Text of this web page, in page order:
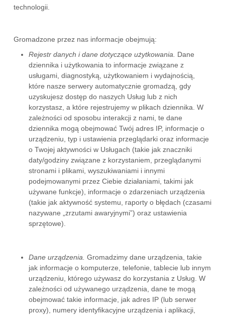
technologii.
Gromadzone przez nas informacje obejmują:
Rejestr danych i dane dotyczące użytkowania.
Dane
dziennika i użytkowania to informacje związane z
usługami, diagnostyką, użytkowaniem i wydajnością,
które nasze serwery automatycznie gromadzą, gdy
uzyskujesz dostęp do naszych Usług lub z nich
korzystasz, a które rejestrujemy w plikach dziennika. W
zależności od sposobu interakcji z nami, te dane
dziennika mogą obejmować Twój adres IP, informacje o
urządzeniu, typ i ustawienia przeglądarki oraz informacje
o Twojej aktywności w Usługach (takie jak znaczniki
daty/godziny związane z korzystaniem, przeglądanymi
stronami i plikami, wyszukiwaniami i innymi
podejmowanymi przez Ciebie działaniami, takimi jak
używane funkcje), informacje o zdarzeniach urządzenia
(takie jak aktywność systemu, raporty o błędach (czasami
nazywane „zrzutami awaryjnymi”) oraz ustawienia
sprzętowe).
Dane urządzenia. Gromadzimy dane urządzenia, takie
jak informacje o komputerze, telefonie, tablecie lub innym
urządzeniu, którego używasz do korzystania z Usług. W
zależności od używanego urządzenia, dane te mogą
obejmować takie informacje, jak adres IP (lub serwer
proxy), numery identyfikacyjne urządzenia i aplikacji,